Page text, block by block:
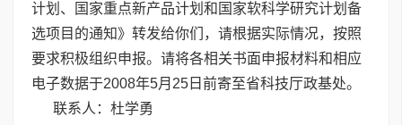
计划、国家重点新产品计划和国家软科学研究计划备
选项目的通知》转发给你们，请根据实际情况，按照
要求积极组织申报。请将各相关书面申报材料和相应
电子数据于2008年5月25日前寄至省科技厅政基处。
联系人：杜学勇